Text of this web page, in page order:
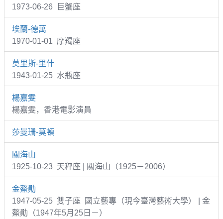
1973-06-26 巨蟹座
埃蘭-德萬
1970-01-01 摩羯座
莫里斯-里什
1943-01-25 水瓶座
楊嘉雯
楊嘉雯，香港電影演員
莎曼珊-莫頓
關海山
1925-10-23 天秤座 | 關海山（1925－2006）
金鰲勛
1947-05-25 雙子座 國立藝專（現今臺灣藝術大學） | 金
鰲勛（1947年5月25日－）